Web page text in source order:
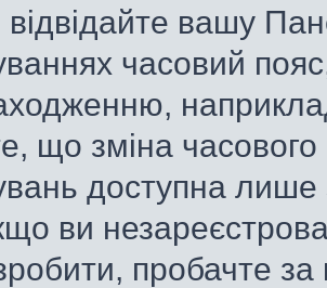
відвідайте вашу
часовий
що зміна часового
доступна лише
ви
пробачте за